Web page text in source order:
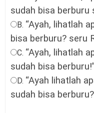
sudah bisa berburu
B. “Ayah, lihatlah
bisa berburu? seru
C. “Ayah, lihatlah
sudah bisa
D. “Ayah lihatlah
sudah bisa